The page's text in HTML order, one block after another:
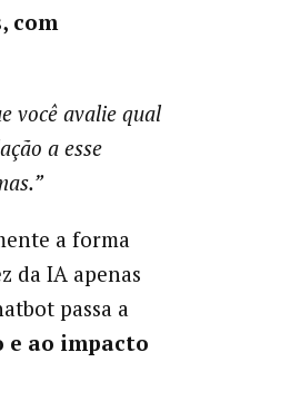
com
você avalie qual
a esse
a forma
da IA apenas
passa a
e ao impacto